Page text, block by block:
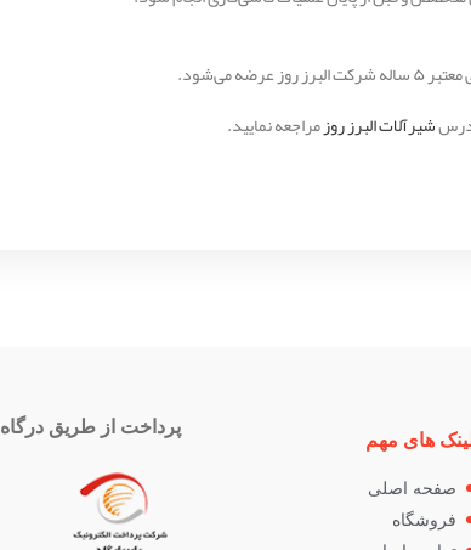
می‌شود.
شیرآلات البرز روزمراجعه نمایید.
های مهم
صفحه اصلی
فروشگاه
پرداخت از طریق درگاه